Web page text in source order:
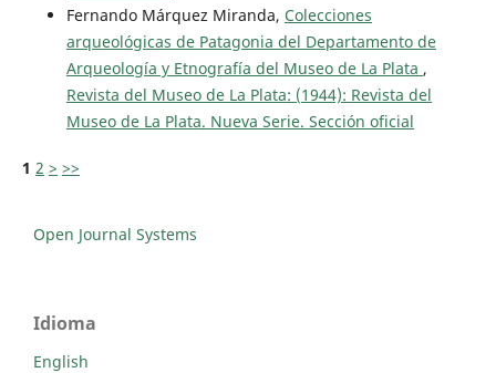
Fernando Márquez Miranda, Colecciones
arqueológicas de Patagonia del Departamento de
Arqueología y Etnografía del Museo de La Plata ,
Revista del Museo de La Plata: (1944): Revista del
Museo de La Plata. Nueva Serie. Sección oficial
1 2 > >>
Open Journal Systems
Idioma
English